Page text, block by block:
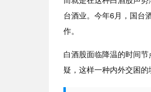
台酒业。今年6月，国台
作。
白酒股面临降温的时间
疑，这样一种内外交困